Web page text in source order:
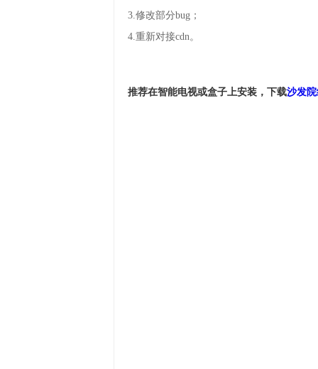
3.修改部分bug；
4.重新对接cdn。
推荐在智能电视或盒子上安装，下载沙发